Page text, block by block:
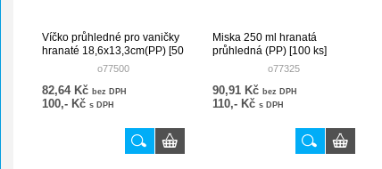
Víčko průhledné pro vaničky
hranaté 18,6x13,3cm(PP) [50
o77500
82,64 Kč bez DPH
100,- Kč s DPH
Miska 250 ml hranatá
průhledná (PP) [100 ks]
o77325
90,91 Kč bez DPH
110,- Kč s DPH